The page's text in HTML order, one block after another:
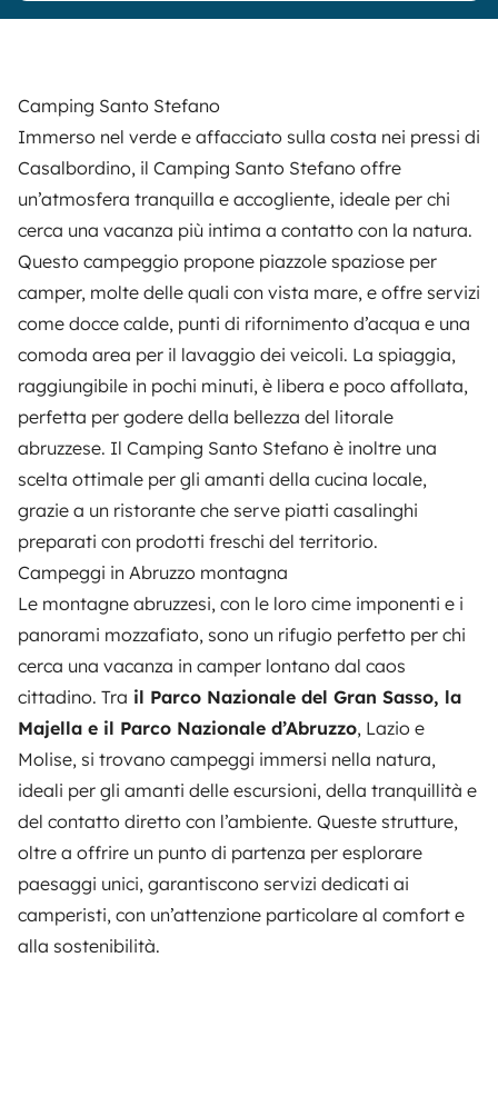
Camping Santo Stefano
Immerso nel verde e affacciato sulla costa nei pressi di
Casalbordino, il Camping Santo Stefano offre
un’atmosfera tranquilla e accogliente, ideale per chi
cerca una vacanza più intima a contatto con la natura.
Questo campeggio propone piazzole spaziose per
camper, molte delle quali con vista mare, e offre servizi
come docce calde, punti di rifornimento d’acqua e una
comoda area per il lavaggio dei veicoli. La spiaggia,
raggiungibile in pochi minuti, è libera e poco affollata,
perfetta per godere della bellezza del litorale
abruzzese. Il Camping Santo Stefano è inoltre una
scelta ottimale per gli amanti della cucina locale,
grazie a un ristorante che serve piatti casalinghi
preparati con prodotti freschi del territorio.
Campeggi in Abruzzo montagna
Le montagne abruzzesi, con le loro cime imponenti e i
panorami mozzafiato, sono un rifugio perfetto per chi
cerca una vacanza in camper lontano dal caos
cittadino. Tra il Parco Nazionale del Gran Sasso, la
Majella e il Parco Nazionale d’Abruzzo, Lazio e
Molise, si trovano campeggi immersi nella natura,
ideali per gli amanti delle escursioni, della tranquillità e
del contatto diretto con l’ambiente. Queste strutture,
oltre a offrire un punto di partenza per esplorare
paesaggi unici, garantiscono servizi dedicati ai
camperisti, con un’attenzione particolare al comfort e
alla sostenibilità.